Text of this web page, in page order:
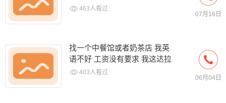
子和饺子，会做简单中餐
463人看过
07月16日
找一个中餐馆或者奶茶店 我英
语不好 工资没有要求 我这达拉
斯 艾伦 想找一个近一点的
403人看过
06月04日